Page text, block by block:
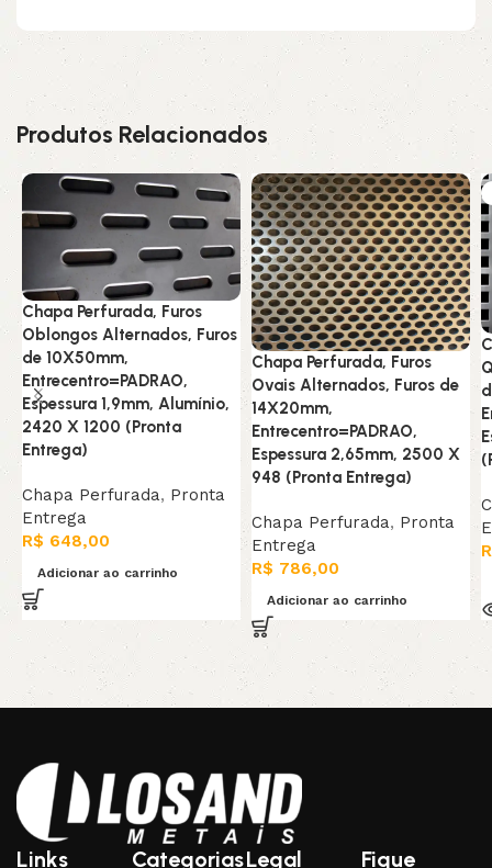
Produtos Relacionados
Chapa Perfurada, Furos
Oblongos Alternados, Furos
de 10X50mm,
Entrecentro=PADRAO,
Espessura 1,9mm, Alumínio,
2420 X 1200 (Pronta
Entrega)
Chapa Perfurada, Pronta
Entrega
R$ 648,00
Adicionar ao carrinho
Chapa Perfurada, Furos
Ovais Alternados, Furos de
14X20mm,
Entrecentro=PADRAO,
Espessura 2,65mm, 2500 X
948 (Pronta Entrega)
Chapa Perfurada, Pronta
Entrega
R$ 786,00
Adicionar ao carrinho
Links CategoriasLegal Fique